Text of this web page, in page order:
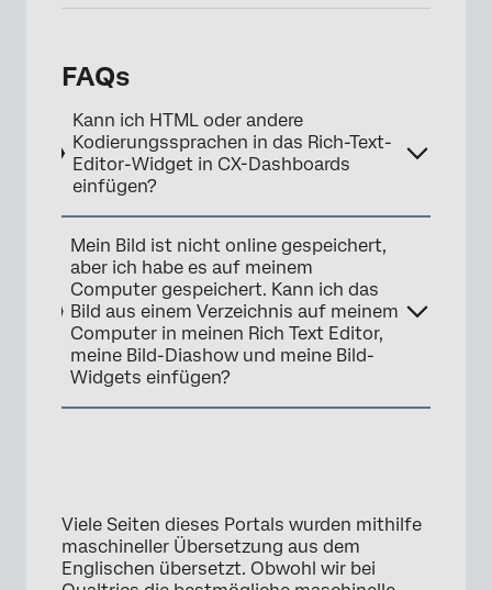
×
×
FAQs
Kann ich HTML oder andere
Kodierungssprachen in das Rich-Text-
Editor-Widget in CX-Dashboards
einfügen?
Mein Bild ist nicht online gespeichert,
aber ich habe es auf meinem
Computer gespeichert. Kann ich das
Bild aus einem Verzeichnis auf meinem
Computer in meinen Rich Text Editor,
meine Bild-Diashow und meine Bild-
Widgets einfügen?
Viele Seiten dieses Portals wurden mithilfe
maschineller Übersetzung aus dem
Englischen übersetzt. Obwohl wir bei